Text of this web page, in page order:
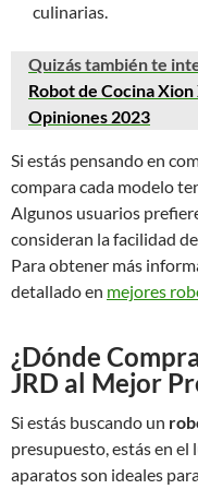
culinarias.
Quizás también te
Robot de Cocina
Opiniones 2023
Si estás pensando en
compara cada modelo
Algunos usuarios
consideran la facilidad
Para obtener más
detallado en mejores
¿Dónde
JRD al Mejor
Si estás buscando un
presupuesto, estás en el
aparatos son ideales